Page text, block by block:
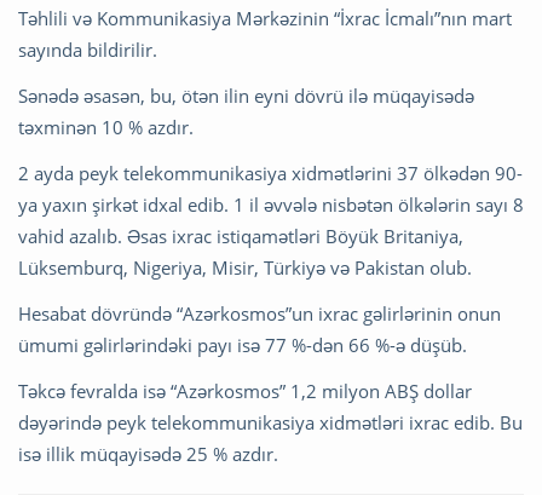
Təhlili və Kommunikasiya Mərkəzinin “İxrac İcmalı”nın mart
sayında bildirilir.
Sənədə əsasən, bu, ötən ilin eyni dövrü ilə müqayisədə
təxminən 10 % azdır.
2 ayda peyk telekommunikasiya xidmətlərini 37 ölkədən 90-
ya yaxın şirkət idxal edib. 1 il əvvələ nisbətən ölkələrin sayı 8
vahid azalıb. Əsas ixrac istiqamətləri Böyük Britaniya,
Lüksemburq, Nigeriya, Misir, Türkiyə və Pakistan olub.
Hesabat dövründə “Azərkosmos”un ixrac gəlirlərinin onun
ümumi gəlirlərindəki payı isə 77 %-dən 66 %-ə düşüb.
Təkcə fevralda isə “Azərkosmos” 1,2 milyon ABŞ dollar
dəyərində peyk telekommunikasiya xidmətləri ixrac edib. Bu
isə illik müqayisədə 25 % azdır.